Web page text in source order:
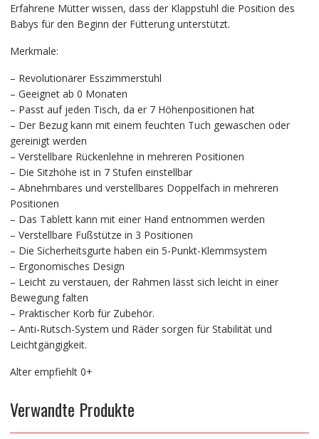
Erfahrene Mütter wissen, dass der Klappstuhl die Position des
Babys für den Beginn der Fütterung unterstützt.
Merkmale:
– Revolutionärer Esszimmerstuhl
– Geeignet ab 0 Monaten
– Passt auf jeden Tisch, da er 7 Höhenpositionen hat
– Der Bezug kann mit einem feuchten Tuch gewaschen oder
gereinigt werden
– Verstellbare Rückenlehne in mehreren Positionen
– Die Sitzhöhe ist in 7 Stufen einstellbar
– Abnehmbares und verstellbares Doppelfach in mehreren
Positionen
– Das Tablett kann mit einer Hand entnommen werden
– Verstellbare Fußstütze in 3 Positionen
– Die Sicherheitsgurte haben ein 5-Punkt-Klemmsystem
– Ergonomisches Design
– Leicht zu verstauen, der Rahmen lässt sich leicht in einer
Bewegung falten
– Praktischer Korb für Zubehör.
– Anti-Rutsch-System und Räder sorgen für Stabilität und
Leichtgängigkeit.
Alter empfiehlt 0+
Verwandte Produkte